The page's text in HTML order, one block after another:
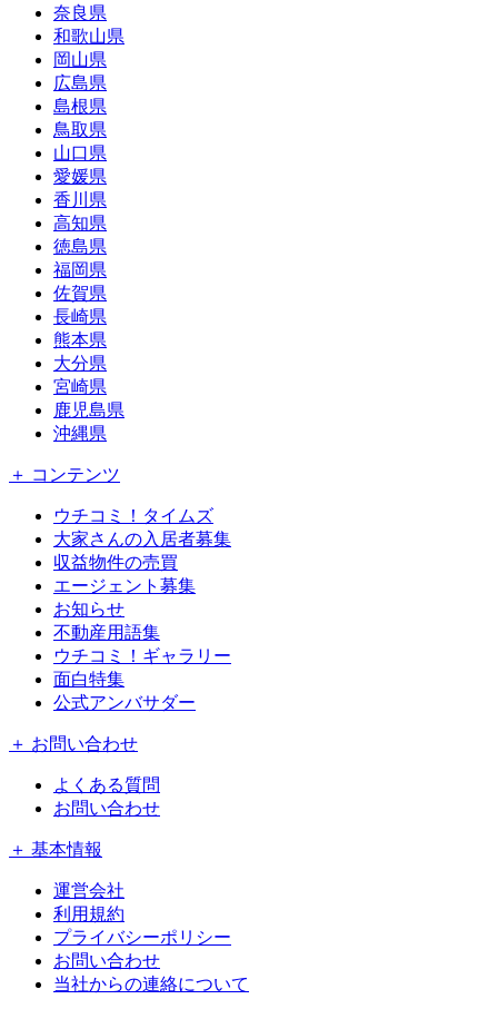
奈良県
和歌山県
岡山県
広島県
島根県
鳥取県
山口県
愛媛県
香川県
高知県
徳島県
福岡県
佐賀県
長崎県
熊本県
大分県
宮崎県
鹿児島県
沖縄県
＋ コンテンツ
ウチコミ！タイムズ
大家さんの入居者募集
収益物件の売買
エージェント募集
お知らせ
不動産用語集
ウチコミ！ギャラリー
面白特集
公式アンバサダー
＋ お問い合わせ
よくある質問
お問い合わせ
＋ 基本情報
運営会社
利用規約
プライバシーポリシー
お問い合わせ
当社からの連絡について